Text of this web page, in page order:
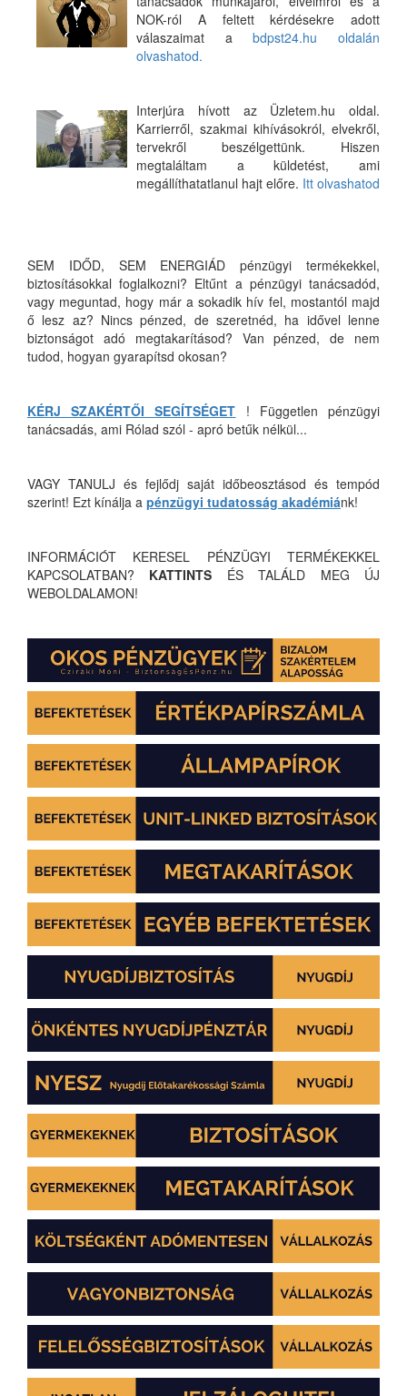
NOK-ról A feltett kérdésekre adott
válaszaimat abdpst24.hu oldalán
olvashatod.
Interjúra hívott az Üzletem.hu oldal.
Karrierről, szakmai kihívásokról, elvekről,
tervekről beszélgettünk. Hiszen
megtaláltam a küldetést, ami
megállíthatatlanul hajt előre. Itt olvashatod
SEM IDŐD, SEM ENERGIÁD pénzügyi termékekkel,
biztosításokkal foglalkozni? Eltűnt a pénzügyi tanácsadód,
vagy meguntad, hogy már a sokadik hív fel, mostantól majd
ő lesz az? Nincs pénzed, de szeretnéd, ha idővel lenne
biztonságot adó megtakarításod? Van pénzed, de nem
tudod, hogyan gyarapítsd okosan?
KÉRJ SZAKÉRTŐI SEGÍTSÉGET ! Független pénzügyi
tanácsadás, ami Rólad szól - apró betűk nélkül...
VAGY TANULJ és fejlődj saját időbeosztásod és tempód
szerint! Ezt kínálja a pénzügyi tudatosság akadémiánk!
INFORMÁCIÓT KERESEL PÉNZÜGYI TERMÉKEKKEL
KAPCSOLATBAN? KATTINTS ÉS TALÁLD MEG ÚJ
WEBOLDALAMON!